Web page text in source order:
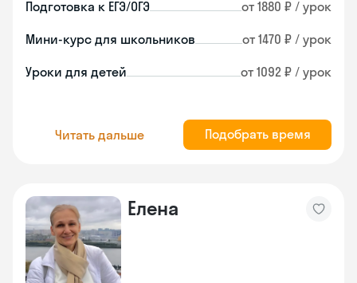
Подготовка к ЕГЭ/ОГЭ от 1880 ₽ / урок
Мини-курс для школьников от 1470 ₽ / урок
Уроки для детей от 1092 ₽ / урок
Читать дальше Подобрать время
Елена